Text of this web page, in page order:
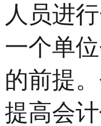
人员进
一个单
的前提
提高会